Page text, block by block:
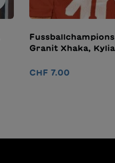
Granit Xhaka,
CHF 7.00